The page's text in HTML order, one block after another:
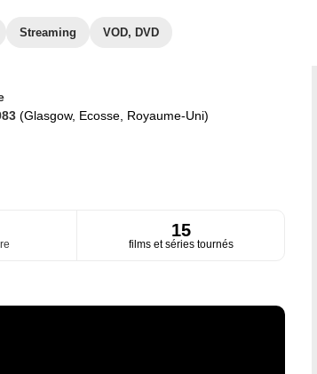
Streaming VOD, DVD
(Glasgow, Ecosse, Royaume-Uni)
15
films et séries tournés